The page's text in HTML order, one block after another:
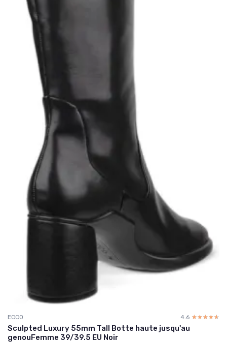
ECCO 4.6 ☆☆☆☆☆
★★★★★
Sculpted Luxury 55mm Tall Botte haute jusqu'au
genouFemme 39/39.5 EU Noir